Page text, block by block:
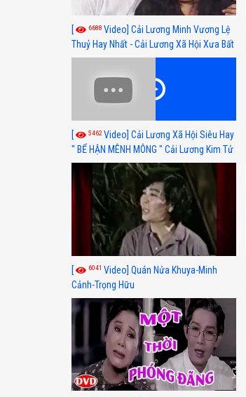
[ 6688 Video] Cải Lương Minh Vương Lệ
Thuỷ Hay Nhất - Cải Lương Xã Hội Xưa Bất
Hủ
[ 5462 Video] Cải Lương Xã Hội Siêu Hay
" BỂ HẬN MÊNH MÔNG " Cải Lương Kim Tử
Long, Thanh Ngân Hay Nhất
[ 6041 Video] Quán Nửa Khuya-Minh
Cảnh-Trọng Hữu